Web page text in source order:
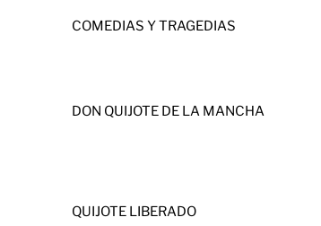
COMEDIAS Y TRAGEDIAS
DON QUIJOTE DE LA MANCHA
QUIJOTE LIBERADO